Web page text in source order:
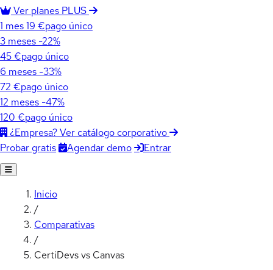
Ver planes PLUS
1 mes19 €pago único
3 meses -22%
45 €pago único
6 meses -33%
72 €pago único
12 meses -47%
120 €pago único
¿Empresa? Ver catálogo corporativo
Probar gratis
Agendar demo Entrar
Inicio
/
Comparativas
/
CertiDevs vs Canvas